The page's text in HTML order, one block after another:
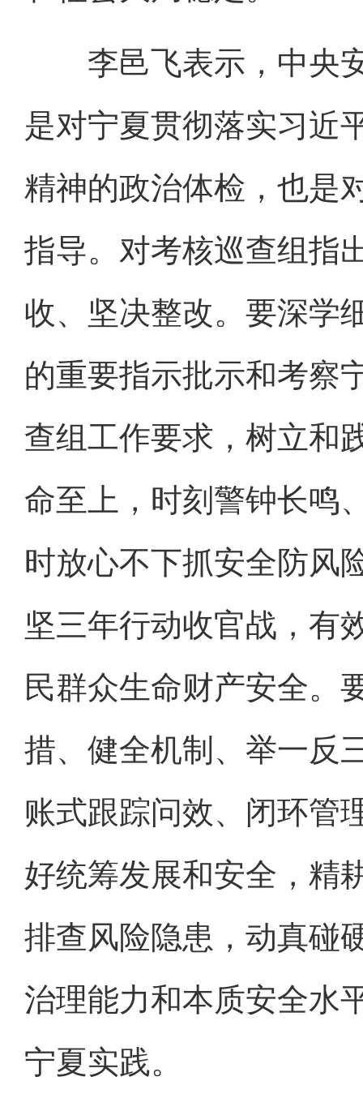
李邑飞表示，中央安
是对宁夏贯彻落实习近
精神的政治体检，也是
指导。对考核巡查组指
收、坚决整改。要深学
的重要指示批示和考察
查组工作要求，树立和
命至上，时刻警钟长鸣
时放心不下抓安全防风
坚三年行动收官战，有
民群众生命财产安全。
措、健全机制、举一反
账式跟踪问效、闭环管
好统筹发展和安全，精
排查风险隐患，动真碰
治理能力和本质安全水
宁夏实践。